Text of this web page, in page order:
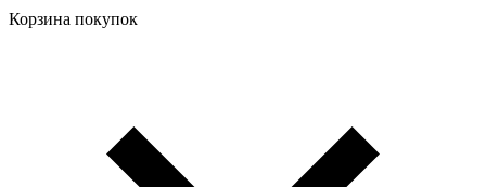
Корзина покупок